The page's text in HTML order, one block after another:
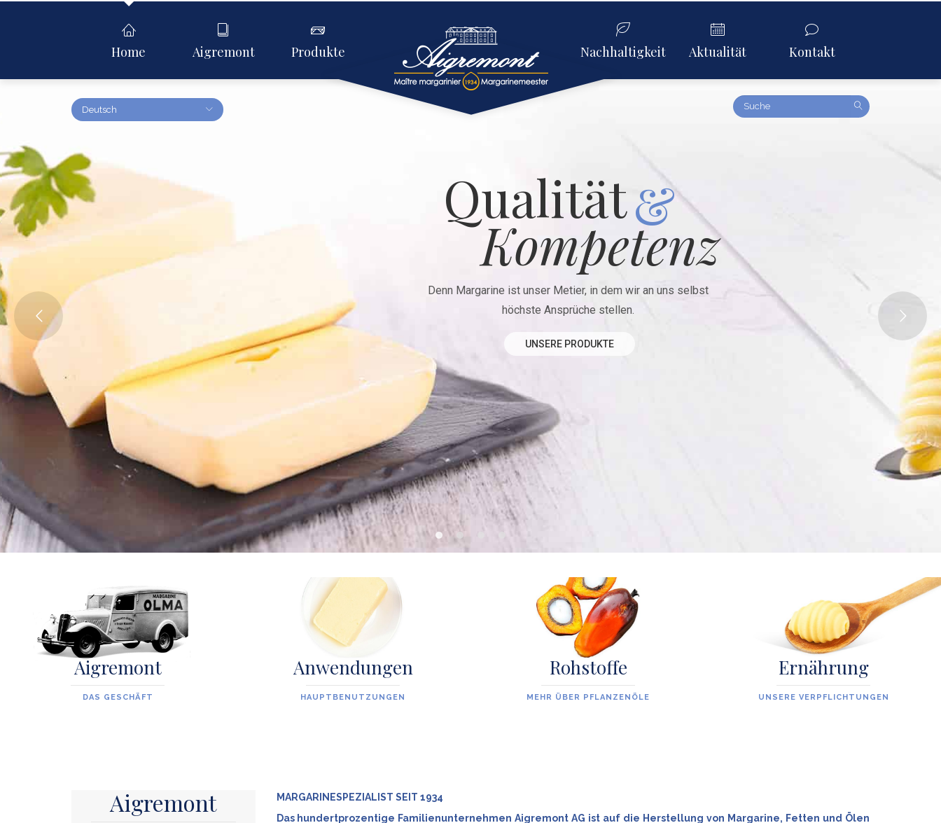
Home Aigremont Produkte Nachhaltigkeit Aktualität Kontakt
Deutsch
Amount
(in
Qualität
Kompetenz
&
Denn Margarine ist unser Metier, in dem wir an uns selbst
höchste Ansprüche stellen.
UNSERE PRODUKTE
Aigremont
DAS GESCHÄFT
Anwendungen
HAUPTBENUTZUNGEN
Rohstoffe
MEHR ÜBER PFLANZENÖLE
Ernährung
UNSERE VERPFLICHTUNGEN
Aigremont
MARGARINESPEZIALIST SEIT 1934
Das hundertprozentige Familienunternehmen Aigremont AG ist auf die Herstellung von Margarine, Fetten und Ölen